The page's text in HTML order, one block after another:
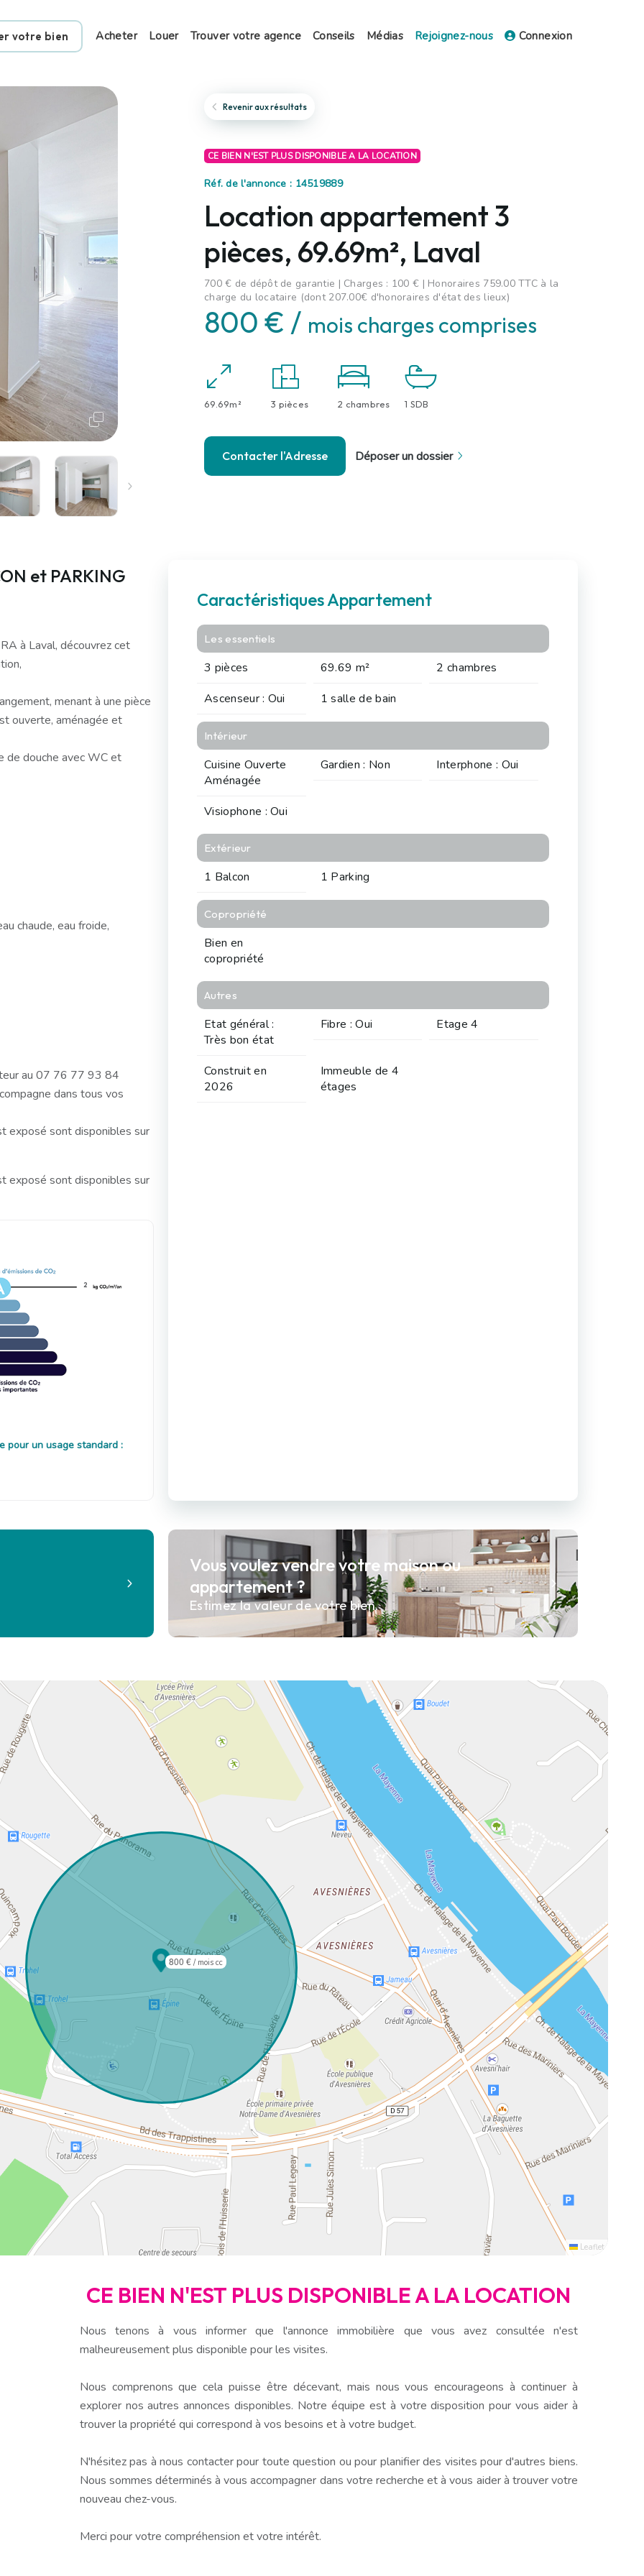
votre bien Acheter Louer Trouver votre agence Conseils Médias Rejoignez-nous Connexion
Revenir aux résultats
CE BIEN N'EST PLUS DISPONIBLE A LA LOCATION
Réf. de l'annonce : 14519889
Location appartement 3
pièces, 69.69m², Laval
700 € de dépôt de garantie | Charges : 100 € | Honoraires 759.00 TTC à la
charge du locataire (dont 207.00€ d'honoraires d'état des lieux)
800 € / mois charges comprises
69.69m² 3 pièces 2 chambres 1 SDB
Contacter l'Adresse Déposer un dossier
et PARKING
à Laval, découvrez cet
menant à une pièce
ouverte, aménagée et
de douche avec WC et
chaude, eau froide,
au 07 76 77 93 84
dans tous vos
exposé sont disponibles sur
exposé sont disponibles sur
2
pour un usage standard :
Caractéristiques Appartement
Les essentiels
3 pièces 69.69 m²
2 chambres
Ascenseur : Oui
1 salle de bain
Intérieur
Cuisine Ouverte
Aménagée
Gardien : Non Interphone : Oui
Visiophone : Oui
Extérieur
1 Balcon 1 Parking
Copropriété
Bien en
copropriété
Autres
Etat général :
Très bon état
Fibre : Oui Etage 4
Construit en
2026
Immeuble de 4
étages
Vous voulez vendre votre maison ou
appartement ?
Estimez la valeur de votre bien.
800 € / mois cc
Leaflet
CE BIEN N'EST PLUS DISPONIBLE A LA LOCATION
Nous tenons à vous informer que l'annonce immobilière que vous avez consultée n'est
malheureusement plus disponible pour les visites.
Nous comprenons que cela puisse être décevant, mais nous vous encourageons à continuer à
explorer nos autres annonces disponibles. Notre équipe est à votre disposition pour vous aider à
trouver la propriété qui correspond à vos besoins et à votre budget.
N'hésitez pas à nous contacter pour toute question ou pour planifier des visites pour d'autres biens.
Nous sommes déterminés à vous accompagner dans votre recherche et à vous aider à trouver votre
nouveau chez-vous.
Merci pour votre compréhension et votre intérêt.